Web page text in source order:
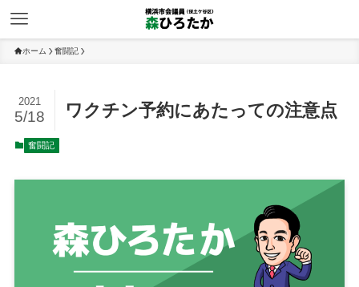
ホーム 奮闘記
ワクチン予約にあたっての注意点
2021
5/18
奮闘記